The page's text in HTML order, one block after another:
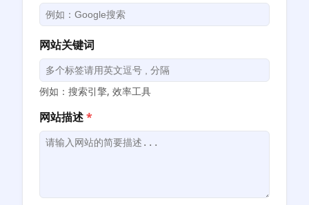
网站关键词
例如：搜索引擎, 效率工具
网站描述*